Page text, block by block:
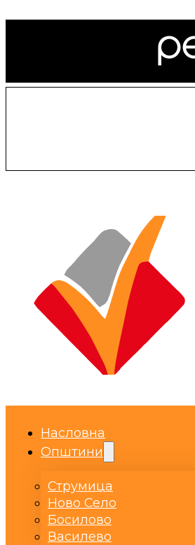
Насловна
Општини
Струмица
Ново Село
Босилово
Василево